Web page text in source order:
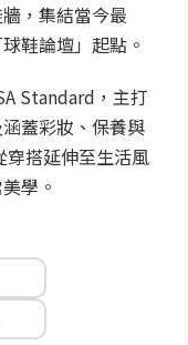
，集結當今最
鞋論壇」起點。
Standard，主打
蓋彩妝、保養與
穿搭延伸至生活風
學。